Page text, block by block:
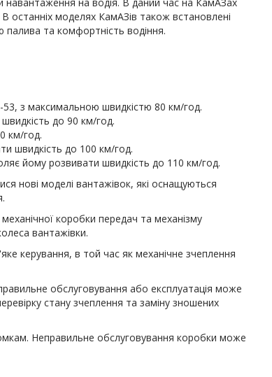
останніх моделях КамАЗів також встановлені
та комфортність водіння.
з максимальною швидкістю 80 км/год.
до 90 км/год.
км/год.
швидкість до 100 км/год.
йому розвивати швидкість до 110 км/год.
нові моделі вантажівок, які оснащуються
коробки передач та механізму
вантажівки.
керування, в той час як механічне зчеплення
обслуговування або експлуатація може
стану зчеплення та заміну зношених
Неправильне обслуговування коробки може